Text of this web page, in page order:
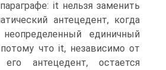
it нельзя заменить
антецедент, ког­да
единичный
что it, независимо от
антецедент, остается